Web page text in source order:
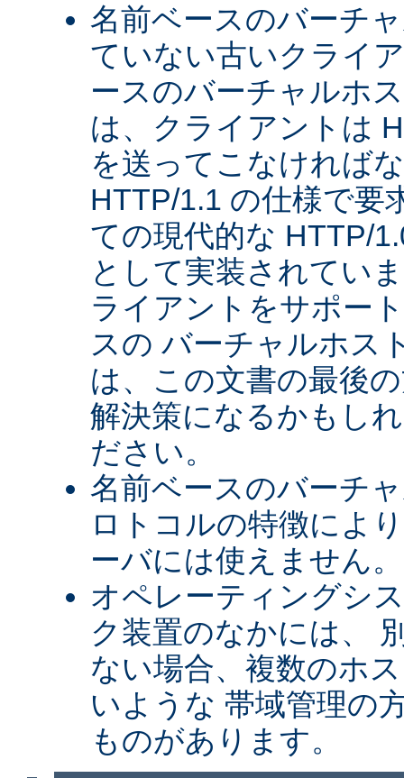
名前ベースのバーチ
ていない古いクライ
ースのバーチャルホ
は、クライアントは
を送ってこなければ
HTTP/1.1 の仕様で要
ての現代的な HTTP/
として実装されてい
ライアントをサポー
スの バーチャルホス
は、この文書の最後
解決策になるかもし
ださい。
名前ベースのバーチ
ロトコルの特徴によ
ーバには使えません。
オペレーティングシ
ク装置のなかには、
ない場合、複数のホ
いような 帯域管理の
ものがあります。